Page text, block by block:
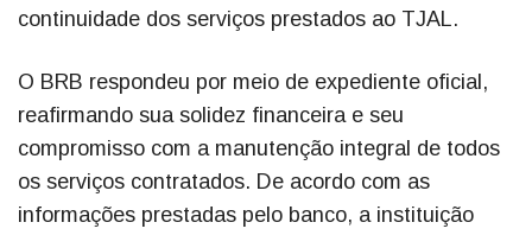
continuidade dos serviços prestados ao TJAL.
O BRB respondeu por meio de expediente oficial,
reafirmando sua solidez financeira e seu
compromisso com a manutenção integral de todos
os serviços contratados. De acordo com as
informações prestadas pelo banco, a instituição